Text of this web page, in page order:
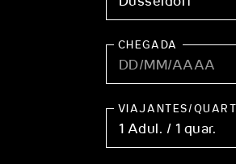
CHEGADA
VIAJANTES/